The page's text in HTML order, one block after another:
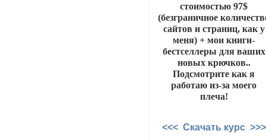
стоимостью 97$
(безграничное
сайтов и страниц, как у
меня) + мои книги-
бестселлеры для ваших
новых крючков..
Подсмотрите как я
работаю из-за моего
плеча!
<<< Скачать курс >>>